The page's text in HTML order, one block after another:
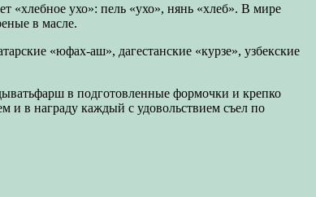
«хлебное ухо»: пель «ухо», нянь «хлеб». В мире
в масле.
«юфах-аш», дагестанские «курзе», узбекские
в подготовленные формочки и крепко
и в награду каждый с удовольствием съел по